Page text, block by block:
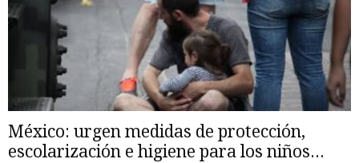
México: urgen medidas de protección,
escolarización e higiene para los niños...